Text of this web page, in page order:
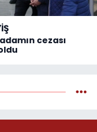
cezası